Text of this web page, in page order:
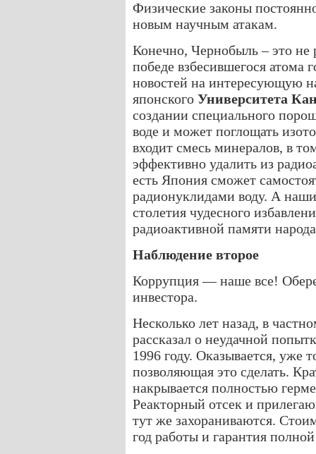
Физические законы
новым научным атакам.
Конечно, Чернобыль – это не
победе взбесившегося атома
новостей на интересующую
японского Университета
создании специального
воде и может поглощать
входит смесь минералов, в
эффективно удалить из
есть Япония сможет
радионуклидами воду. А
столетия чудесного
радиоактивной памяти
Наблюдение второе
Коррупция — наше все!
инвестора.
Несколько лет назад, в
рассказал о неудачной
1996 году. Оказывается, уже
позволяющая это сделать.
накрывается полностью
Реакторный отсек и
тут же захораниваются.
год работы и гарантия